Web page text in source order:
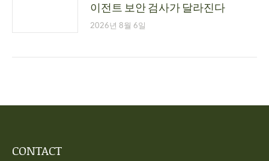
이전트 보안 검사가 달라진다
2026년 8월 6일
CONTACT